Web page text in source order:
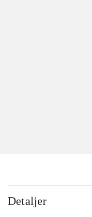
Detaljer